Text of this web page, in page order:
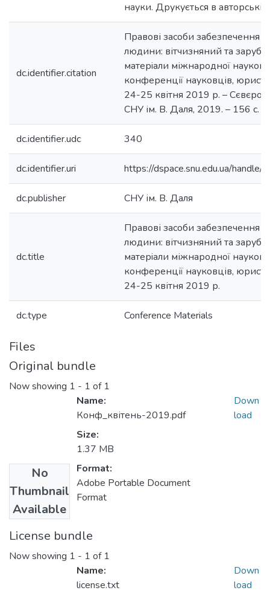
науки. Друкується в авторській
dc.identifier.citation
Правові засоби забезпечення
людини: вітчизняний та
матерiали міжнародної
конференції науковців,
24-25 квітня 2019 р. –
СНУ ім. В. Даля, 2019. – 156 с.
dc.identifier.udc 340
dc.identifier.uri https://dspace.snu.edu.ua/
dc.publisher СНУ ім. В. Даля
dc.title
Правові засоби забезпечення
людини: вітчизняний та
матерiали міжнародної
конференції науковців,
24-25 квітня 2019 р.
dc.type Conference Materials
Files
Original bundle
Now showing 1 - 1 of 1
No
Thumbnail
Available
Name:
Конф_квітень-2019.pdf
Size:
1.37 MB
Format:
Adobe Portable Document
Format
Down
load
License bundle
Now showing 1 - 1 of 1
Name:
license.txt
Down
load